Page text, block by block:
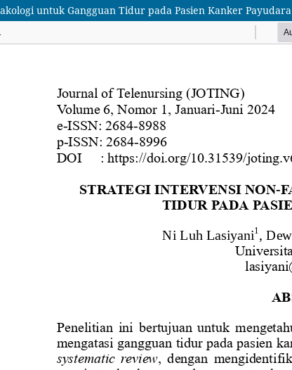
untuk Gangguan Tidur pada Pasien Kanker Payudara